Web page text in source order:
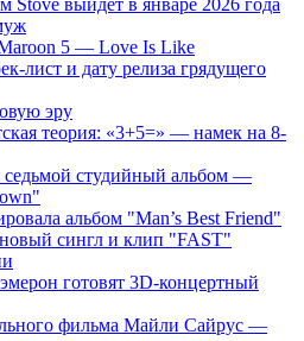
Stove выйдет в январе 2026 года
5 — Love Is Like
лист и дату релиза грядущего
эру
теория: «3+5=» — намек на 8-
седьмой студийный альбом —
альбом "Man’s Best Friend"
сингл и клип "FAST"
готовят 3D-концертный
фильма Майли Сайрус —